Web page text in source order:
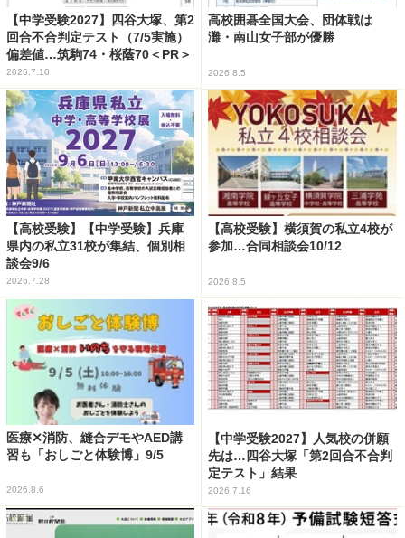
【中学受験2027】四谷大塚、第2
回合不合判定テスト（7/5実施）
偏差値…筑駒74・桜蔭70＜PR＞
2026.7.10
高校囲碁全国大会、団体戦は
灘・南山女子部が優勝
2026.8.5
【高校受験】【中学受験】兵庫
県内の私立31校が集結、個別相
談会9/6
2026.7.28
【高校受験】横須賀の私立4校が
参加…合同相談会10/12
2026.8.5
医療✕消防、縫合デモやAED講
習も「おしごと体験博」9/5
2026.8.6
【中学受験2027】人気校の併願
先は…四谷大塚「第2回合不合判
定テスト」結果
2026.7.16